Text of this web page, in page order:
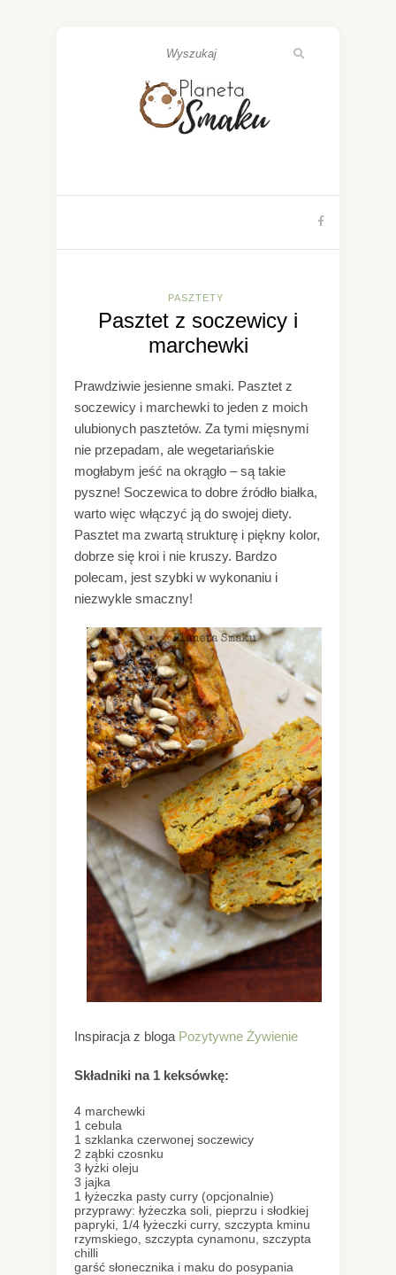
PASZTETY
Pasztet z soczewicy i
marchewki
Prawdziwie jesienne smaki. Pasztet z
soczewicy i marchewki to jeden z moich
ulubionych pasztetów. Za tymi mięsnymi
nie przepadam, ale wegetariańskie
mogłabym jeść na okrągło – są takie
pyszne! Soczewica to dobre źródło białka,
warto więc włączyć ją do swojej diety.
Pasztet ma zwartą strukturę i piękny kolor,
dobrze się kroi i nie kruszy. Bardzo
polecam, jest szybki w wykonaniu i
niezwykle smaczny!
Inspiracja z bloga Pozytywne Żywienie
Składniki na 1 keksówkę:
4 marchewki
1 cebula
1 szklanka czerwonej soczewicy
2 ząbki czosnku
3 łyżki oleju
3 jajka
1 łyżeczka pasty curry (opcjonalnie)
przyprawy: łyżeczka soli, pieprzu i słodkiej
papryki, 1/4 łyżeczki curry, szczypta kminu
rzymskiego, szczypta cynamonu, szczypta
chilli
garść słonecznika i maku do posypania